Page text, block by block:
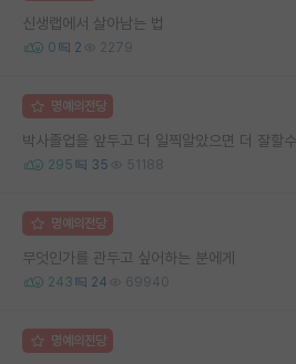
신생랩에서 살아남는 법
0 2 2279
명예의전당
박사졸업을 앞두고 더 일찍알았으면 더 잘할
295 35 51188
명예의전당
무엇인가를 관두고 싶어하는 분에게
243 24 69940
명예의전당